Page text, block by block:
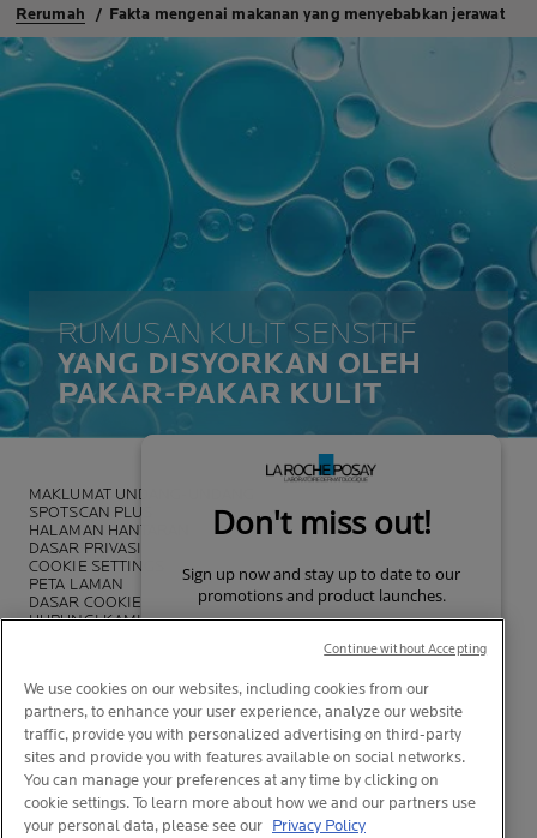
Rerumah Fakta mengenai makanan yang menyebabkan jerawat
RUMUSAN KULIT SENSITIF
YANG DISYORKAN OLEH
PAKAR-PAKAR KULIT
MAKLUMAT UNDANG-UNDANG
SPOTSCAN PLUS
HALAMAN HANTARAN
DASAR PRIVASI
COOKIE SETTINGS
PETA LAMAN
DASAR COOKIE
HUBUNGI KAMI
We use cookies on our websites, including cookies from our
partners, to enhance your user experience, analyze our website
traffic, provide you with personalized advertising on third-party
sites and provide you with features available on social networks.
You can manage your preferences at any time by clicking on
cookie settings. To learn more about how we and our partners use
your personal data, please see our Privacy Policy
Continue without Accepting